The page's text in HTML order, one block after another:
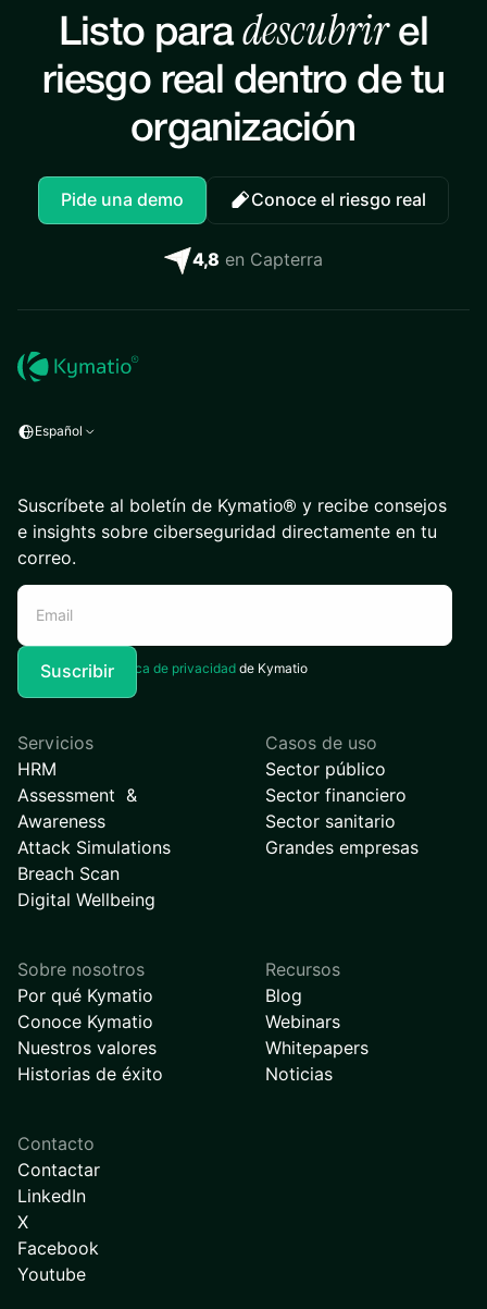
Listo paradescubrirel
riesgo real dentro de tu
organización
Pide una demo Conoce el riesgo real
4,8 en Capterra
Español
Suscríbete al boletín de Kymatio® y recibe consejos
e insights sobre ciberseguridad directamente en tu
correo.
Acepto laPolítica de privacidad de Kymatio
Servicios
HRM
Assessment &
Awareness
Attack Simulations
Breach Scan
Digital Wellbeing
Casos de uso
Sector público
Sector financiero
Sector sanitario
Grandes empresas
Sobre nosotros
Por qué Kymatio
Conoce Kymatio
Nuestros valores
Historias de éxito
Recursos
Blog
Webinars
Whitepapers
Noticias
Contacto
Contactar
LinkedIn
X
Facebook
Youtube